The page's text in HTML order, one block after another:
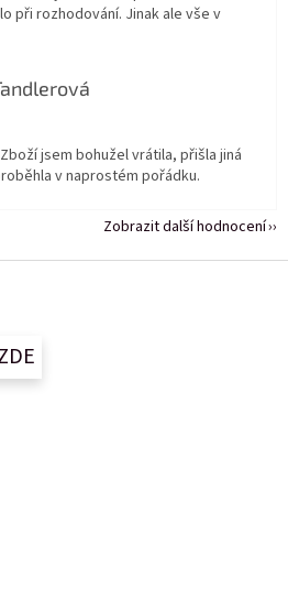
při rozhodování. Jinak ale vše v
je 5 z 5 hvězdiček.
jsem bohužel vrátila, přišla jiná
v naprostém pořádku.
Zobrazit další hodnocení